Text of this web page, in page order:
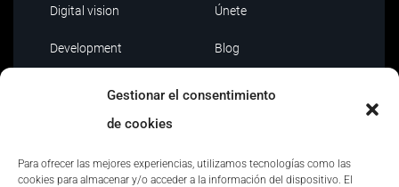
Gestionar el consentimiento
de cookies
Para ofrecer las mejores experiencias, utilizamos tecnologías como las
cookies para almacenar y/o acceder a la información del dispositivo. El
Digital vision
Development
Outsourcing IT
Únete
Blog